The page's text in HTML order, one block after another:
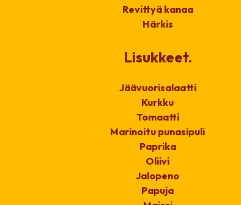
Revittyä kanaa
Härkis
Lisukkeet.
Jäävuorisalaatti
Kurkku
Tomaatti
Marinoitu punasipuli
Paprika
Oliivi
Jalopeno
Papuja